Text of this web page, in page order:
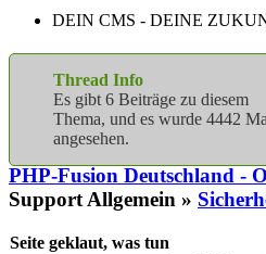
DEIN CMS - DEINE
Thread Info
Es gibt 6 Beiträge zu diesem
Thema, und es wurde 4442
angesehen.
PHP-Fusion Deutschland -
Support Allgemein »
Seite geklaut, was tun